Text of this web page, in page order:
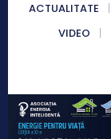
ACTUALITATE
VIDEO